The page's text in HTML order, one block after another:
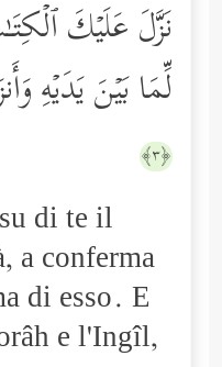
نَزَّلَ عَلَیۡكَ
لِّمَا بَیۡنَ یَدَیۡهِ
﴿٣﴾
di te il
a conferma
di esso. E
e l'Ingîl,